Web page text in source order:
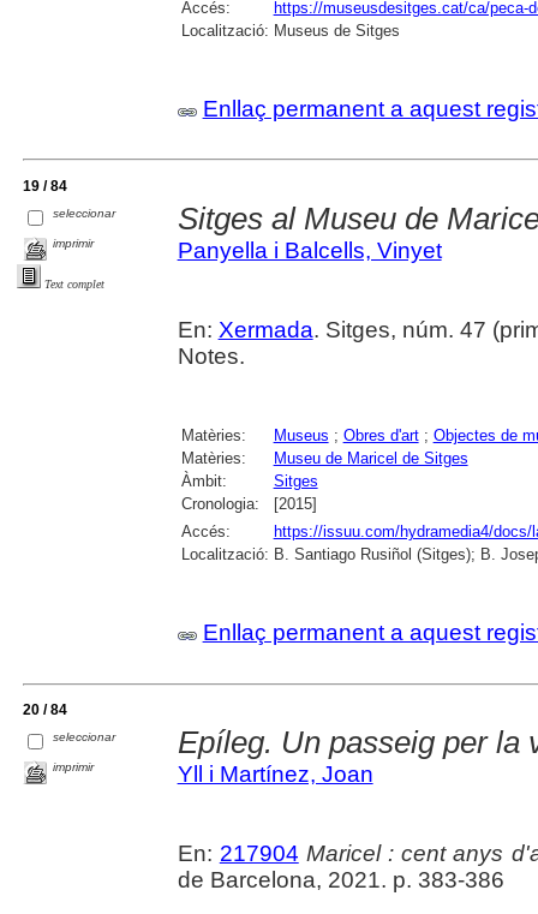
Accés:
https://museusdesitges.cat/ca/peca-
Localització: Museus de Sitges
Enllaç permanent a aquest
19 / 84
seleccionar
imprimir
Text complet
Sitges al Museu de
Panyella i Balcells, Vinyet
En: Xermada. Sitges, núm. 47
Notes.
Matèries: Museus ; Obres d'art; Objectes de
Matèries:
Museu de Maricel de Sitges
Àmbit:
Sitges
Cronologia:
[2015]
Accés:
https://issuu.com/hydramedia4/docs/
Localització: B. Santiago Rusiñol (Sitges); B.
Enllaç permanent a aquest
20 / 84
seleccionar
imprimir
Epíleg. Un passeig per la
Yll i Martínez, Joan
En: 217904 Maricel : cent anys
de Barcelona, 2021. p. 383-386